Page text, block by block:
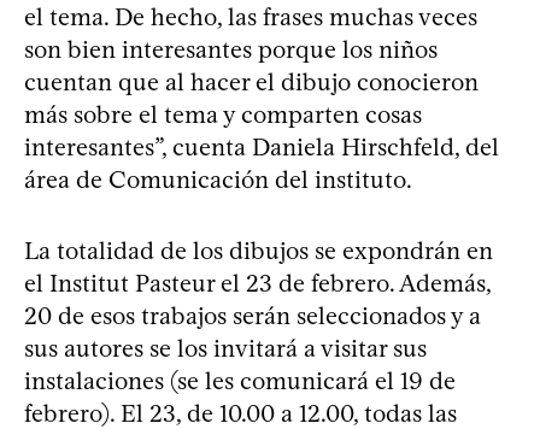
el tema. De hecho, las frases muchas veces
son bien interesantes porque los niños
cuentan que al hacer el dibujo conocieron
más sobre el tema y comparten cosas
interesantes”, cuenta Daniela Hirschfeld, del
área de Comunicación del instituto.
La totalidad de los dibujos se expondrán en
el Institut Pasteur el 23 de febrero. Además,
20 de esos trabajos serán seleccionados y a
sus autores se los invitará a visitar sus
instalaciones (se les comunicará el 19 de
febrero). El 23, de 10.00 a 12.00, todas las